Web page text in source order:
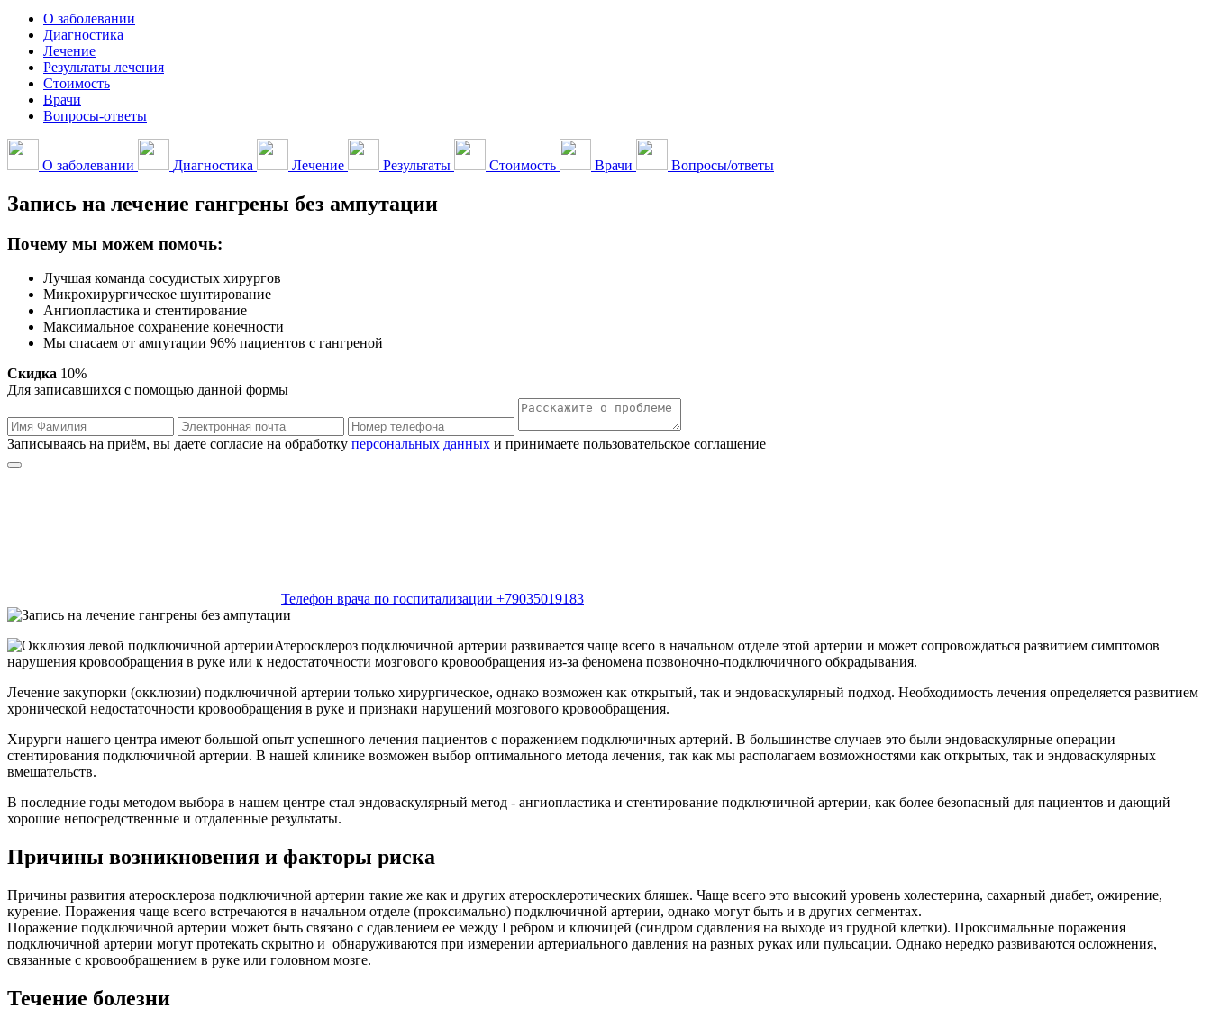
О заболевании
Диагностика
Лечение
Результаты лечения
Стоимость
Врачи
Вопросы-ответы
О заболевании Диагностика Лечение Результаты Стоимость Врачи Вопросы/ответы
Запись на лечение гангрены без ампутации
Почему мы можем помочь:
Лучшая команда сосудистых хирургов
Микрохирургическое шунтирование
Ангиопластика и стентирование
Максимальное сохранение конечности
Мы спасаем от ампутации 96% пациентов с гангреной
Скидка 10%
Для записавшихся с помощью данной формы
Записываясь на приём, вы даете согласие на обработку персональных данных и принимаете пользовательское соглашение
Телефон врача по госпитализации +79035019183
Атеросклероз подключичной артерии развивается чаще всего в начальном отделе этой артерии и может сопровождаться развитием симптомов
нарушения кровообращения в руке или к недостаточности мозгового кровообращения из-за феномена позвоночно-подключичного обкрадывания.
Лечение закупорки (окклюзии) подключичной артерии только хирургическое, однако возможен как открытый, так и эндоваскулярный подход. Необходимость лечения определяется развитием
хронической недостаточности кровообращения в руке и признаки нарушений мозгового кровообращения.
Хирурги нашего центра имеют большой опыт успешного лечения пациентов с поражением подключичных артерий. В большинстве случаев это были эндоваскулярные операции
стентирования подключичной артерии. В нашей клинике возможен выбор оптимального метода лечения, так как мы располагаем возможностями как открытых, так и эндоваскулярных
вмешательств.
В последние годы методом выбора в нашем центре стал эндоваскулярный метод - ангиопластика и стентирование подключичной артерии, как более безопасный для пациентов и дающий
хорошие непосредственные и отдаленные результаты.
Причины возникновения и факторы риска
Причины развития атеросклероза подключичной артерии такие же как и других атеросклеротических бляшек. Чаще всего это высокий уровень холестерина, сахарный диабет, ожирение,
курение. Поражения чаще всего встречаются в начальном отделе (проксимально) подключичной артерии, однако могут быть и в других сегментах.
Поражение подключичной артерии может быть связано с сдавлением ее между I ребром и ключицей (синдром сдавления на выходе из грудной клетки). Проксимальные поражения
подключичной артерии могут протекать скрытно и обнаруживаются при измерении артериального давления на разных руках или пульсации. Однако нередко развиваются осложнения,
связанные с кровообращением в руке или головном мозге.
Течение болезни